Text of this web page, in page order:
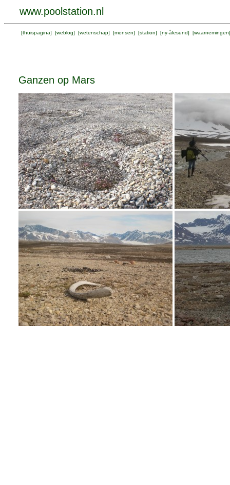
www.poolstation.nl
[thuispagina] [weblog] [wetenschap] [mensen] [station] [ny-ålesund] [waarnemingen
Ganzen op Mars